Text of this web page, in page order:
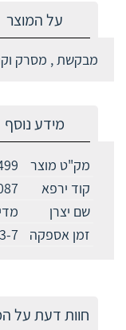
על המוצר
מבקשת , מסרק
מידע נוסף
מק"ט מוצר
קוד ירפא
שם יצרן
זמן אספקה
3-7 ימי עסקים
חוות דעת על